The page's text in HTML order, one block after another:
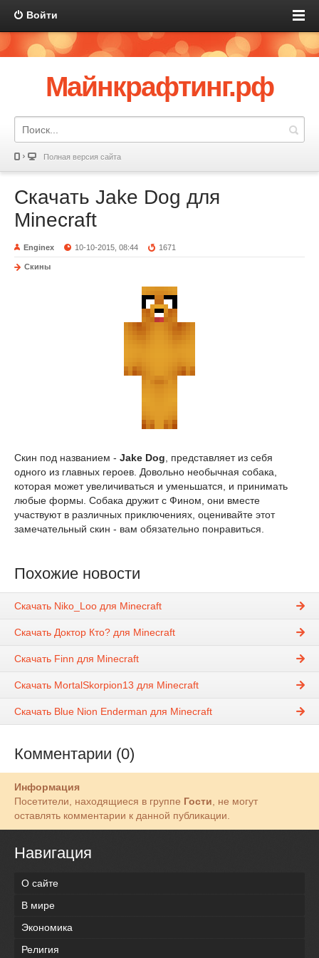
Войти
Майнкрафтинг.рф
Полная версия сайта
Скачать Jake Dog для
Minecraft
Enginex 10-10-2015, 08:44 1671
Скины
Скин под названием - Jake Dog , представляет из себя
одного из главных героев. Довольно необычная собака,
которая может увеличиваться и уменьшатся, и принимать
любые формы. Собака дружит с Фином, они вместе
участвуют в различных приключениях, оценивайте этот
замечательный скин - вам обязательно понравиться.
Похожие новости
Скачать Niko_Loo для Minecraft
Скачать Доктор Кто? для Minecraft
Скачать Finn для Minecraft
Скачать MortalSkorpion13 для Minecraft
Скачать Blue Nion Enderman для Minecraft
Комментарии (0)
Информация
Посетители, находящиеся в группе Гости, не могут
оставлять комментарии к данной публикации.
Навигация
О сайте
В мире
Экономика
Религия